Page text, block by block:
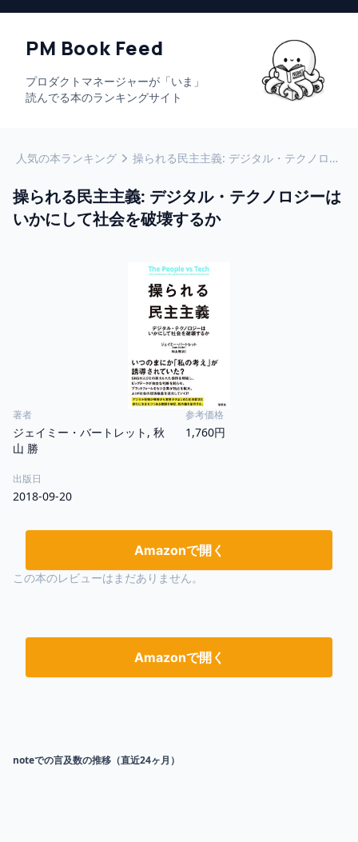
PM Book Feed
プロダクトマネージャーが「いま」
読んでる本のランキングサイト
人気の本ランキング 操られる民主主義: デジタル・テクノロジーはいかにして社会を破壊するか
操られる民主主義: デジタル・テクノロジーは
いかにして社会を破壊するか
著者
ジェイミー・バートレット, 秋
山 勝
参考価格
1,760円
出版日
2018-09-20
Amazonで開く
この本のレビューはまだありません。
Amazonで開く
noteでの言及数の推移（直近24ヶ月）